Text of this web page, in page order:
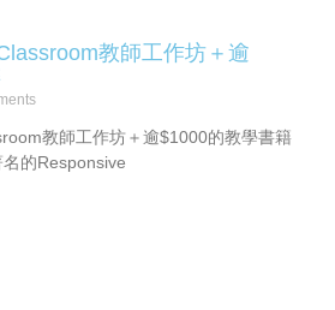
教師工作坊＋逾
教師工作坊＋逾$1000的教學書籍
的Responsive